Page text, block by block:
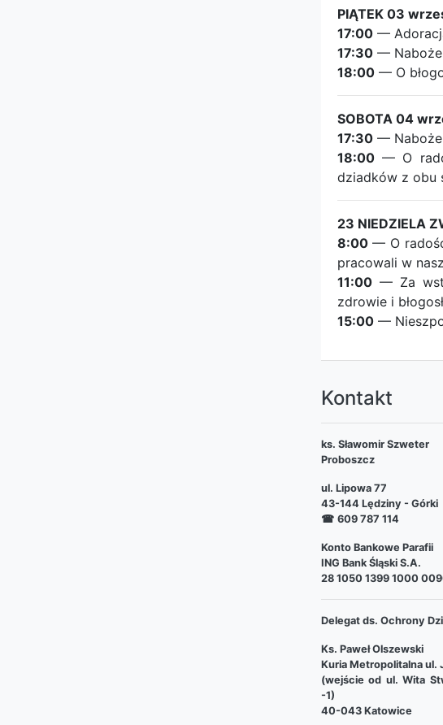
PIĄTEK 03
17:00—
17:30—
18:00— O
SOBOTA 04
17:30—
18:00— O
dziadków z obu
23 NIEDZIELA
8:00— O
pracowali w
11:00— Za
zdrowie i
15:00—
Kontakt
ks. Sławomir Szweter
Proboszcz
ul. Lipowa 77
43-144 Lędziny - Górki
☎ 609 787 114
Konto Bankowe Parafii
ING Bank Śląski S.A.
28 1050 1399 1000
Delegat ds. Ochrony
Ks. Paweł Olszewski
Kuria Metropolitalna ul.
(wejście od ul. Wita
-1)
40-043 Katowice